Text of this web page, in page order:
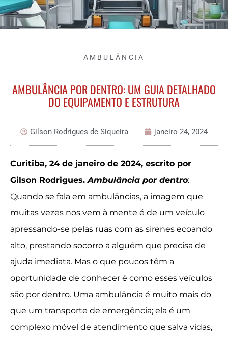
AMBULÂNCIA
AMBULÂNCIA POR DENTRO: UM GUIA DETALHADO
DO EQUIPAMENTO E ESTRUTURA
Gilson Rodrigues de Siqueira janeiro 24, 2024
Curitiba, 24 de janeiro de 2024, escrito por
Gilson Rodrigues.Ambulância por dentro:
Quando se fala em ambulâncias, a imagem que
muitas vezes nos vem à mente é de um veículo
apressando-se pelas ruas com as sirenes ecoando
alto, prestando socorro a alguém que precisa de
ajuda imediata. Mas o que poucos têm a
oportunidade de conhecer é como esses veículos
são por dentro. Uma ambulância é muito mais do
que um transporte de emergência; ela é um
complexo móvel de atendimento que salva vidas,